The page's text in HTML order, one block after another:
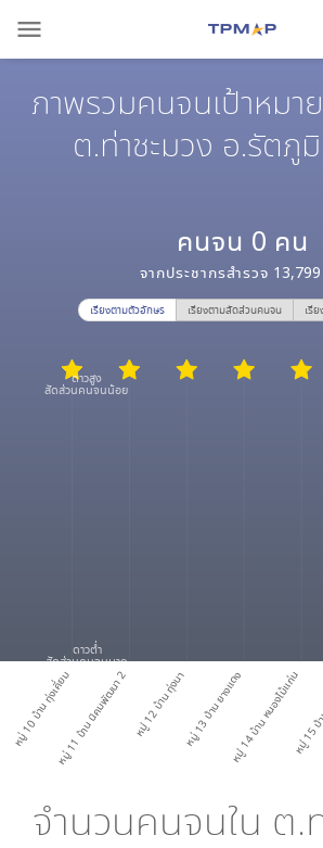
menu
ภาพรวมคนจนเป้าหมา
ต.ท่าชะมวง อ.รัตภู
คนจน 0 คน
จากประชากรสำรวจ 13,799
เรียงตามตัวอักษร เรียงตามสัดส่วนคนจน เรี
หมู่ 10 บ้าน ทุ่งเคี่ยมหมู่ 11 บ้าน นิคมพัฒนา 2 หมู่ 12 บ้าน ทุ่งนาหมู่ 13 บ้าน ยางแดงหมู่ 14 บ้าน หนองไม้แก่น
หมู่
ดาวสูง
สัดส่วนคนจนน้อย
ดาวต่ำ
สัดส่วนคนจนมาก
จำนวนคนจนใน ต.